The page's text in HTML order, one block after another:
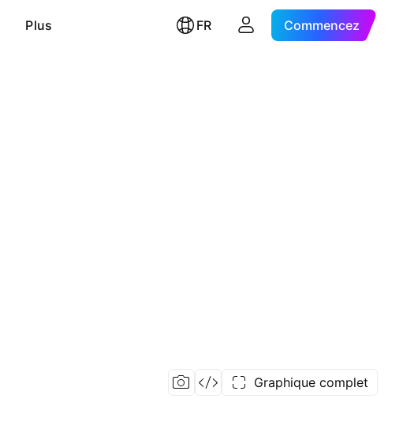
Plus FR Commencez
Graphique complet